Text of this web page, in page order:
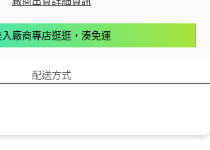
入廠商專店逛逛，湊免運
配送方式